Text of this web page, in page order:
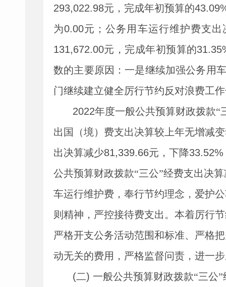
293,022.98元，完成年初预算的
为0.00元；公务用车运行维护费支出
131,672.00元，完成年初预算的
数的主要原因：一是继续加强公务用
门继续建立健全厉行节约反对浪费工
2022年度一般公共预算财政拨款“
出国（境）费支出决算较上年无增减
出决算减少81,339.66元，下降33.52%
公共预算财政拨款“三公”经费支出决
车运行维护费，奉行节约理念，爱护
则精神，严控接待费支出。本着厉行
严格开支公务活动范围和标准、严格
动无关的费用，严格监督问责，进一
(二) 一般公共预算财政拨款“三公